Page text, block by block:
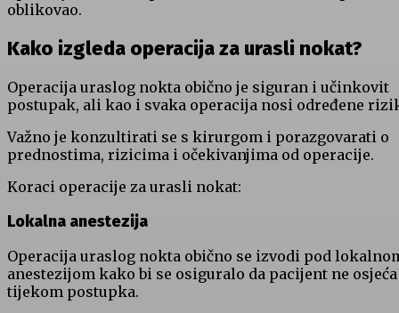
oblikovao.
Kako izgleda operacija za urasli nokat?
Operacija uraslog nokta obično je siguran i učinkovit
postupak, ali kao i svaka operacija nosi određene
Važno je konzultirati se s kirurgom i porazgovarati o
prednostima, rizicima i očekivanjima od operacije.
Koraci operacije za urasli nokat:
Lokalna anestezija
Operacija uraslog nokta obično se izvodi pod
anestezijom kako bi se osiguralo da pacijent ne
tijekom postupka.